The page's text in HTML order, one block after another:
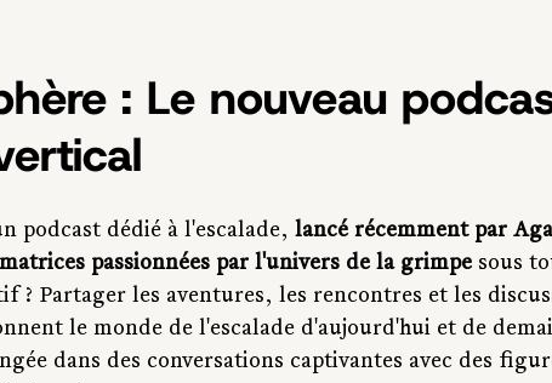
: Le nouveau
podcast dédié à l'escalade, lancé récemment par
passionnées par l'univers de la grimpe sous
? Partager les aventures, les rencontres et les
le monde de l'escalade d'aujourd'hui et de
dans des conversations captivantes avec des